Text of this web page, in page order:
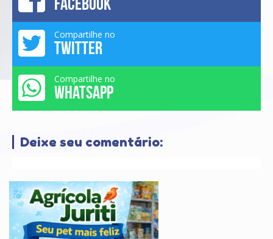
Compartilhe no
TWITTER
Compartilhe no
WHATSAPP
Deixe seu comentário: